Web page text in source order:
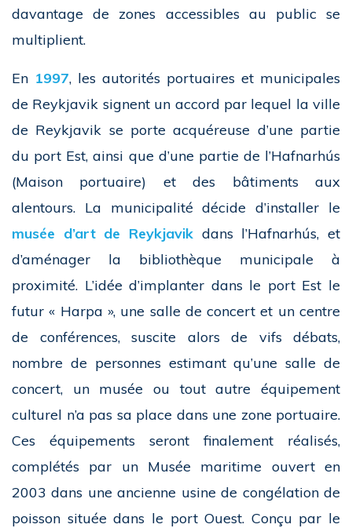
davantage de zones accessibles au public se
multiplient.
En 1997, les autorités portuaires et municipales
de Reykjavik signent un accord par lequel la ville
de Reykjavik se porte acquéreuse d’une partie
du port Est, ainsi que d’une partie de l’Hafnarhús
(Maison portuaire) et des bâtiments aux
alentours. La municipalité décide d’installer le
musée d’art de Reykjavik dans l’Hafnarhús, et
d’aménager la bibliothèque municipale à
proximité. L’idée d’implanter dans le port Est le
futur « Harpa », une salle de concert et un centre
de conférences, suscite alors de vifs débats,
nombre de personnes estimant qu’une salle de
concert, un musée ou tout autre équipement
culturel n’a pas sa place dans une zone portuaire.
Ces équipements seront finalement réalisés,
complétés par un Musée maritime ouvert en
2003 dans une ancienne usine de congélation de
poisson située dans le port Ouest. Conçu par le